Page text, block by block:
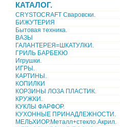
КАТАЛОГ.
CRYSTOCRAFT Сваровски.
БИЖУТЕРИЯ
Бытовая техника.
ВАЗЫ
ГАЛАНТЕРЕЯ=ШКАТУЛКИ.
ГРИЛЬ БАРБЕКЮ
Игрушки.
ИГРЫ.
КАРТИНЫ.
КОПИЛКИ
КОРЗИНЫ ЛОЗА ПЛАСТИК.
КРУЖКИ.
КУКЛЫ ФАРФОР.
КУХОННЫЕ ПРИНАДЛЕЖНОСТИ.
МЕЛЬХИОР.Металл+стекло.Акрил.